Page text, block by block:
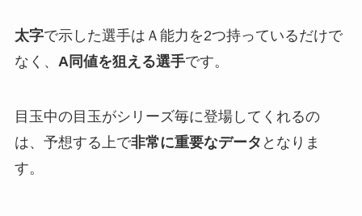
太字で示した選手はＡ能力を2つ持っているだけで
なく、 A同値を狙える選手です。
目玉中の目玉がシリーズ毎に登場してくれるの
は、予想する上で非常に重要なデータ となりま
す。